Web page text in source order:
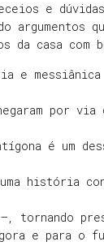
e
argumentos
da casa com
e
por
é um
história
tornando
e para o